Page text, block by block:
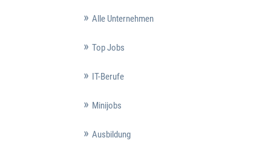
Alle Unternehmen
Top Jobs
IT-Berufe
Minijobs
Ausbildung